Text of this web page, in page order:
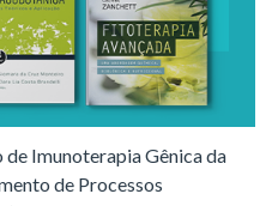
Imunoterapia Gênica da
de Processos